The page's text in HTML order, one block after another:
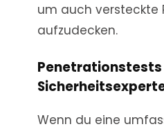
um auch versteckte
aufzudecken.
Wenn du eine